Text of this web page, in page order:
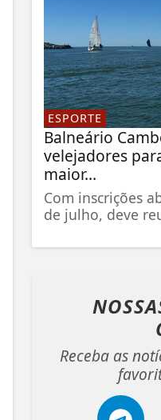
ESPORTE
Balneário
velejadores
maior...
Com inscrições
de julho, deve
Receba as